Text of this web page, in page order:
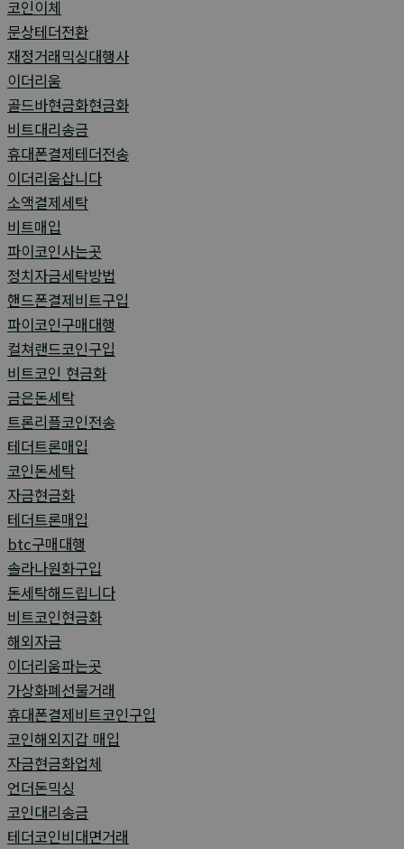
코인이체
문상테더전환
재정거래믹싱대행사
이더리움
골드바현금화현금화
비트대리송금
휴대폰결제테더전송
이더리움삽니다
소액결제세탁
비트매입
파이코인사는곳
정치자금세탁방법
핸드폰결제비트구입
파이코인구매대행
컬쳐랜드코인구입
비트코인 현금화
금은돈세탁
트론리플코인전송
테더트론매입
코인돈세탁
자금현금화
테더트론매입
btc구매대행
솔라나원화구입
돈세탁해드립니다
비트코인현금화
해외자금
이더리움파는곳
가상화폐선물거래
휴대폰결제비트코인구입
코인해외지갑 매입
자금현금화업체
언더돈믹싱
코인대리송금
테더코인비대면거래